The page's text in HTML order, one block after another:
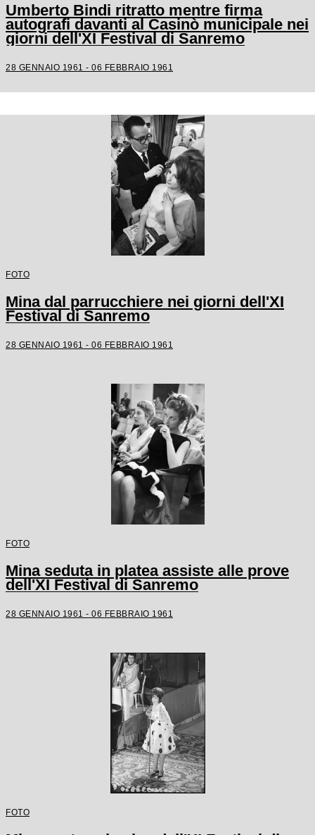
Umberto Bindi ritratto mentre firma
autografi davanti al Casinò municipale nei
giorni dell'XI Festival di Sanremo
28 GENNAIO 1961 - 06 FEBBRAIO 1961
FOTO
Mina dal parrucchiere nei giorni dell'XI
Festival di Sanremo
28 GENNAIO 1961 - 06 FEBBRAIO 1961
FOTO
Mina seduta in platea assiste alle prove
dell'XI Festival di Sanremo
28 GENNAIO 1961 - 06 FEBBRAIO 1961
FOTO